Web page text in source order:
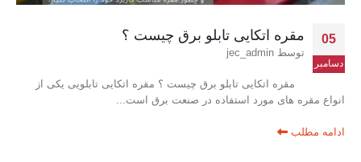
05
دسامبر
مقره اتکایی تابلو برق چیست ؟
توسط jec_admin
مقره اتکایی تابلو برق چیست ؟ مقره اتکایی تابلویی یکی از
انواع مقره های مورد استفاده در صنعت برق است...
ادامه مطلب